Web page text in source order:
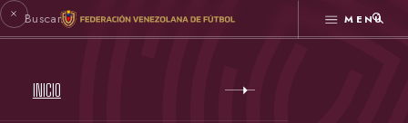
MENÚ
INICIO